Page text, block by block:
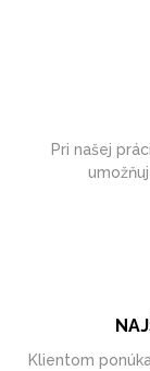
Pri našej
Klientom